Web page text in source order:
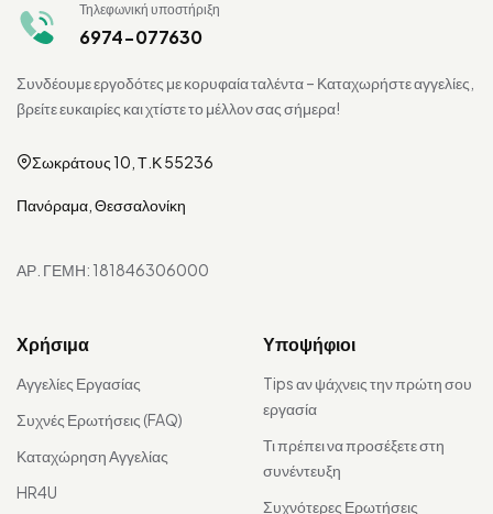
Τηλεφωνική υποστήριξη
6974-077630
Συνδέουμε εργοδότες με κορυφαία ταλέντα – Καταχωρήστε αγγελίες,
βρείτε ευκαιρίες και χτίστε το μέλλον σας σήμερα!
Σωκράτους 10, Τ.Κ 55236
Πανόραμα, Θεσσαλονίκη
ΑΡ. ΓΕΜΗ: 181846306000
Χρήσιμα
Αγγελίες Εργασίας
Συχνές Ερωτήσεις (FAQ)
Καταχώρηση Αγγελίας
HR4U
Υποψήφιοι
Tips αν ψάχνεις την πρώτη σου
εργασία
Τι πρέπει να προσέξετε στη
συνέντευξη
Συχνότερες Ερωτήσεις